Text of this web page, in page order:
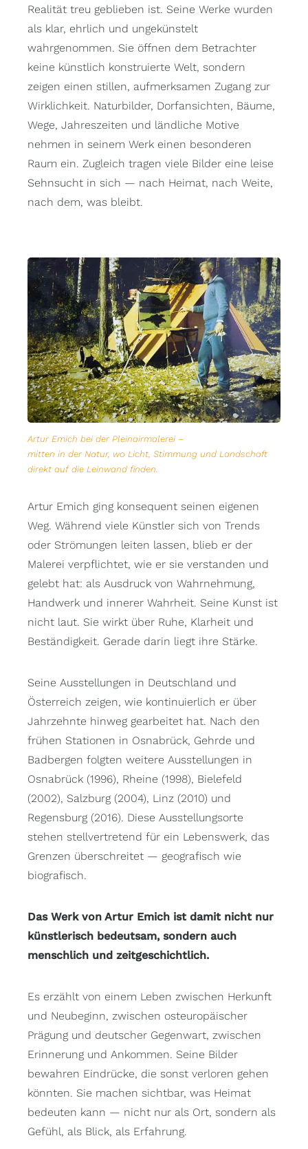
Realität treu geblieben ist. Seine Werke wurden
als klar, ehrlich und ungekünstelt
wahrgenommen. Sie öffnen dem Betrachter
keine künstlich konstruierte Welt, sondern
zeigen einen stillen, aufmerksamen Zugang zur
Wirklichkeit. Naturbilder, Dorfansichten, Bäume,
Wege, Jahreszeiten und ländliche Motive
nehmen in seinem Werk einen besonderen
Raum ein. Zugleich tragen viele Bilder eine leise
Sehnsucht in sich — nach Heimat, nach Weite,
nach dem, was bleibt.
Artur Emich bei der Pleinairmalerei –
mitten in der Natur, wo Licht, Stimmung und Landschaft
direkt auf die Leinwand finden.
Artur Emich ging konsequent seinen eigenen
Weg. Während viele Künstler sich von Trends
oder Strömungen leiten lassen, blieb er der
Malerei verpflichtet, wie er sie verstanden und
gelebt hat: als Ausdruck von Wahrnehmung,
Handwerk und innerer Wahrheit. Seine Kunst ist
nicht laut. Sie wirkt über Ruhe, Klarheit und
Beständigkeit. Gerade darin liegt ihre Stärke.
Seine Ausstellungen in Deutschland und
Österreich zeigen, wie kontinuierlich er über
Jahrzehnte hinweg gearbeitet hat. Nach den
frühen Stationen in Osnabrück, Gehrde und
Badbergen folgten weitere Ausstellungen in
Osnabrück (1996), Rheine (1998), Bielefeld
(2002), Salzburg (2004), Linz (2010) und
Regensburg (2016). Diese Ausstellungsorte
stehen stellvertretend für ein Lebenswerk, das
Grenzen überschreitet — geografisch wie
biografisch.
Das Werk von Artur Emich ist damit nicht nur
künstlerisch bedeutsam, sondern auch
menschlich und zeitgeschichtlich.
Es erzählt von einem Leben zwischen Herkunft
und Neubeginn, zwischen osteuropäischer
Prägung und deutscher Gegenwart, zwischen
Erinnerung und Ankommen. Seine Bilder
bewahren Eindrücke, die sonst verloren gehen
könnten. Sie machen sichtbar, was Heimat
bedeuten kann — nicht nur als Ort, sondern als
Gefühl, als Blick, als Erfahrung.